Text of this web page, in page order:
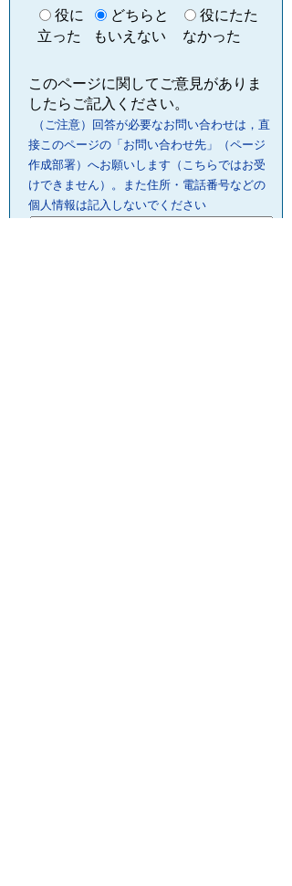
役に
立った
どちらと
もいえない
役にたた
なかった
このページに関してご意見がありま
したらご記入ください。
（ご注意）回答が必要なお問い合わせは，直
接このページの「お問い合わせ先」（ページ
作成部署）へお願いします（こちらではお受
けできません）。また住所・電話番号などの
個人情報は記入しないでください